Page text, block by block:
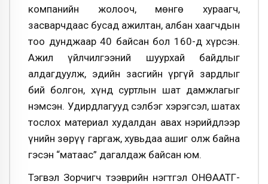
компанийн жолооч, мөнгө хураагч,
засварчдаас бусад ажилтан, албан хаагчдын
тоо дунджаар 40 байсан бол 160-д хүрсэн.
Ажил үйлчилгээний шуурхай байдлыг
алдагдуулж, эдийн засгийн үргүй зардлыг
бий болгон, хүнд суртлын шат дамжлагыг
нэмсэн. Удирдлагууд сэлбэг хэрэгсэл, шатах
тослох материал худалдан авах нэрийдлээр
үнийн зөрүү гаргаж, хувьдаа ашиг олж байна
гэсэн “матаас” дагалдаж байсан юм.
Тэгвэл Зорчигч тээврийн нэгтгэл ОНӨААТҮГ-